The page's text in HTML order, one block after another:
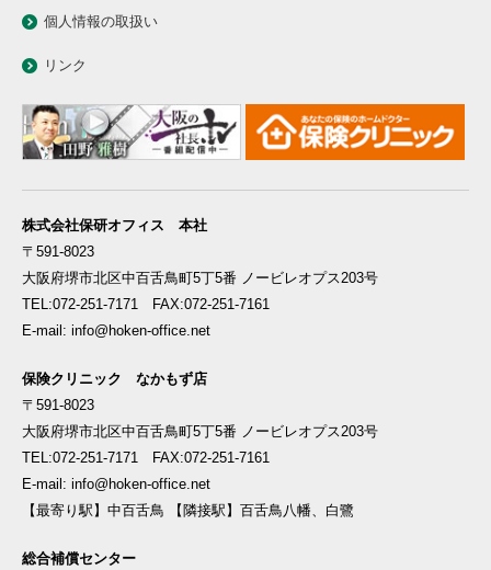
個人情報の取扱い
リンク
株式会社保研オフィス 本社
〒591-8023
大阪府堺市北区中百舌鳥町5丁5番 ノービレオプス203号
TEL:072-251-7171 FAX:072-251-7161
E-mail: info@hoken-office.net
保険クリニック なかもず店
〒591-8023
大阪府堺市北区中百舌鳥町5丁5番 ノービレオプス203号
TEL:072-251-7171 FAX:072-251-7161
E-mail: info@hoken-office.net
【最寄り駅】中百舌鳥 【隣接駅】百舌鳥八幡、白鷺
総合補償センター